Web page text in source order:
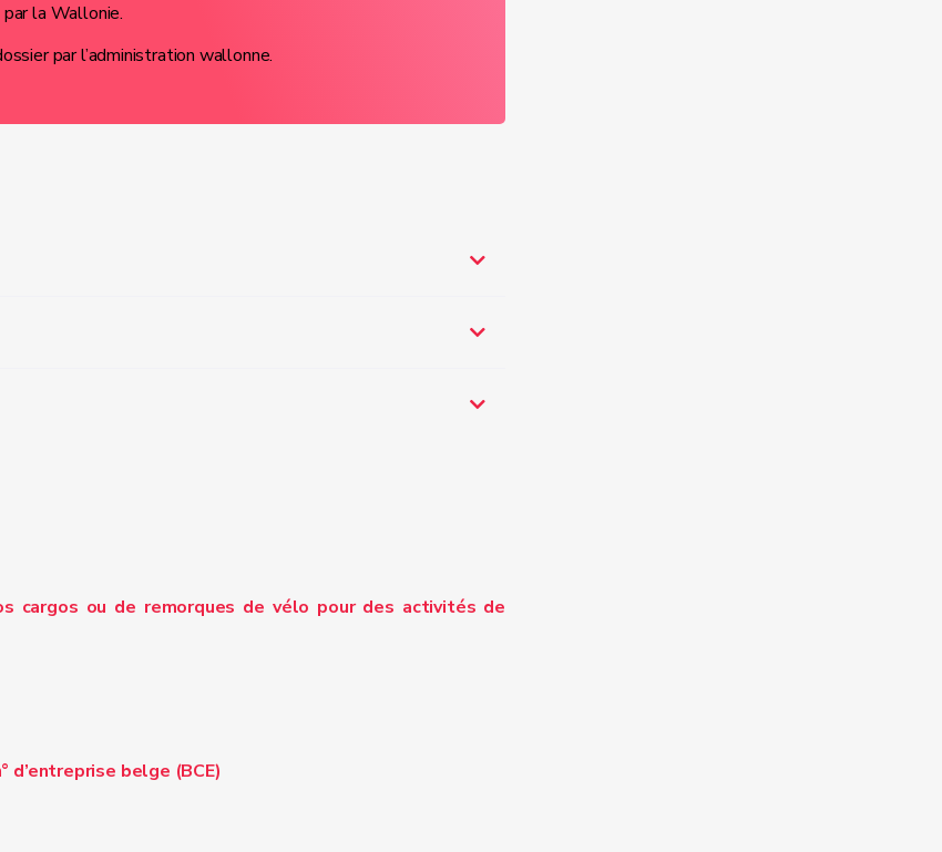
la Wallonie.
par l’administration wallonne.
d’occasion ;
électrique, en ce compris les modules de chargement
entreprise ?
cargos ou de remorques de vélo pour des activités de
d’entreprise belge (BCE)